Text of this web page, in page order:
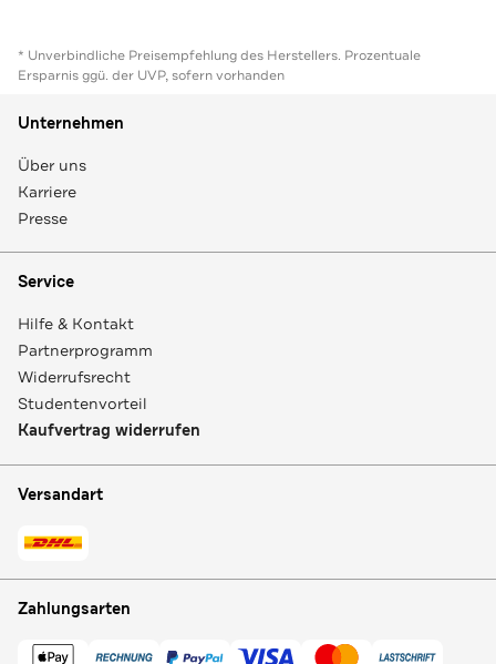
* Unverbindliche Preisempfehlung des Herstellers. Prozentuale
Ersparnis ggü. der UVP, sofern vorhanden
Unternehmen
Über uns
Karriere
Presse
Service
Hilfe & Kontakt
Partnerprogramm
Widerrufsrecht
Studentenvorteil
Kaufvertrag widerrufen
Versandart
Zahlungsarten